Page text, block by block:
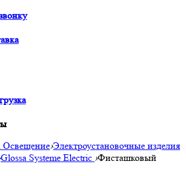
Освещение›Электроустановочные изделия
Glossa Systeme Electric ›Фисташковый